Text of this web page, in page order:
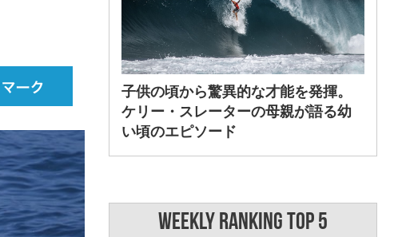
子供の頃から驚異的な才能を発揮。
ケリー・スレーターの母親が語る幼
い頃のエピソード
WEEKLY RANKING TOP 5